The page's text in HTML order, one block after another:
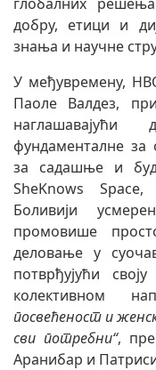
добру, етици и
знања и научне
У међувремену,
Паоле Валдез,
фундаменталне за
за садашње и
SheKnows
Боливији
промовише
деловање у
потврђујући
колективном
посвећеност и
сви потребни“,
Аранибар и